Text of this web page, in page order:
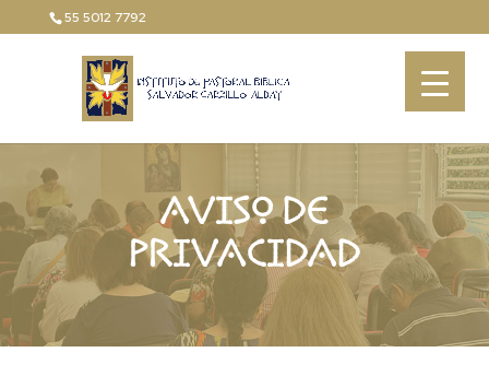
55 5012 7792
AVISO DE
PRIVACIDAD